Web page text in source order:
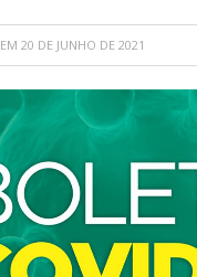
EM 20 DE JUNHO DE 2021